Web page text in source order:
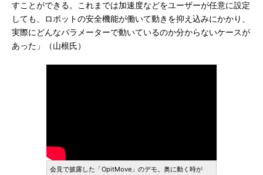
すことができる。これまでは加速度などをユーザーが任意に設定
しても、ロボットの安全機能が働いて動きを抑え込みにかかり、
実際にどんなパラメーターで動いているのか分からないケースが
あった」（山根氏）
会見で披露した「OpitMove」のデモ。奥に動く時が